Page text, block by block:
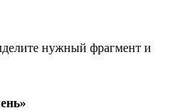
нужный фрагмент и